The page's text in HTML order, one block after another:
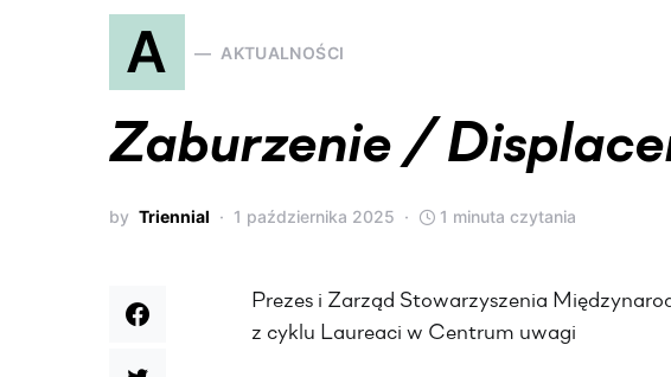
A AKTUALNOŚCI
Zaburzenie /
by Triennial 1 października 2025 1 minuta czytania
Prezes i Zarząd Stowarzyszenia
z cyklu Laureaci w Centrum uwagi